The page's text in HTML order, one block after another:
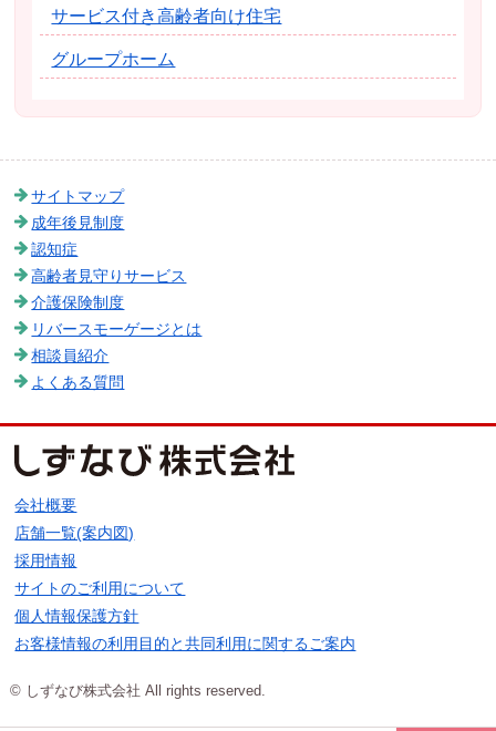
サービス付き高齢者向け住宅
グループホーム
サイトマップ
成年後見制度
認知症
高齢者見守りサービス
介護保険制度
リバースモーゲージとは
相談員紹介
よくある質問
会社概要
店舗一覧(案内図)
採用情報
サイトのご利用について
個人情報保護方針
お客様情報の利用目的と共同利用に関するご案内
© しずなび株式会社 All rights reserved.